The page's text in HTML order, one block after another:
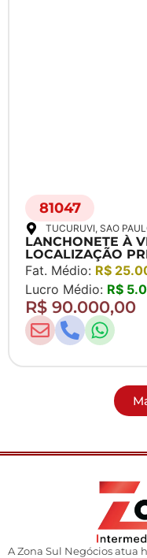
81047
TUCURUVI, SAO
LANCHONETE À
LOCALIZAÇÃO
Fat. Médio: R$
Lucro Médio: R$
R$ 90.000,00
A Zona Sul Negócios atua